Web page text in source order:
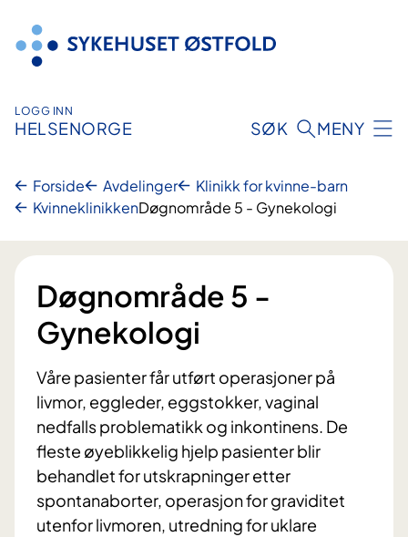
innhold
LOGG INN
HELSENORGE SØK MENY
Forside Avdelinger
Klinikk for kvinne-barn
KvinneklinikkenDøgnområde 5 - Gynekologi
Døgnområde 5 -
Gynekologi
Våre pasienter får utført operasjoner på
livmor, eggleder, eggstokker, vaginal
nedfalls problematikk og inkontinens. De
fleste øyeblikkelig hjelp pasienter blir
behandlet for utskrapninger etter
spontanaborter, operasjon for graviditet
utenfor livmoren, utredning for uklare